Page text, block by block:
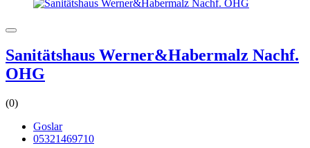
Sanitätshaus Werner&Habermalz Nachf.
OHG
(0)
Goslar
05321469710